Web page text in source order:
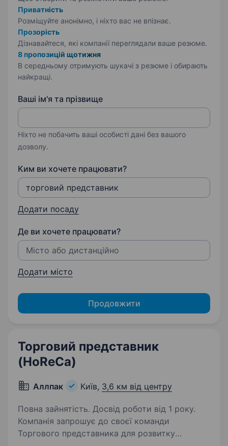
Приватність
Розміщуйте анонімно, і ніхто вас не впізнає.
Прозорість
Дізнавайтеся, які компанії переглядали ваше резюме.
8 пропозицій щотижня
В середньому отримують шукачі з резюме і обирають
найкращі.
Ваші ім'я та прізвище
Ніхто не побачить ваші особисті дані без вашого
дозволу.
Ким ви хочете працювати?
Додати посаду
Де ви хочете працювати?
Додати місто
Продовжити
Торговий представник
(HoReCa)
Аллпак Київ, 3,6 км від центру
Повна зайнятість. Досвід роботи від 1 року.
Компанія запрошує до своєї команди
Торгового представника для розвитку